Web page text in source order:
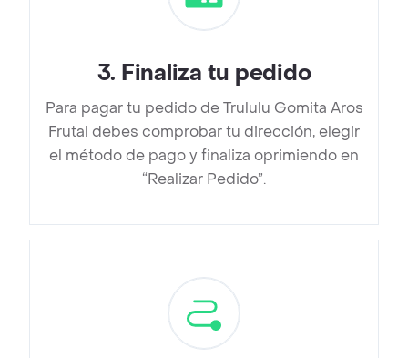
3. Finaliza tu pedido
Para pagar tu pedido de Trululu Gomita Aros
Frutal debes comprobar tu dirección, elegir
el método de pago y finaliza oprimiendo en
“Realizar Pedido”.